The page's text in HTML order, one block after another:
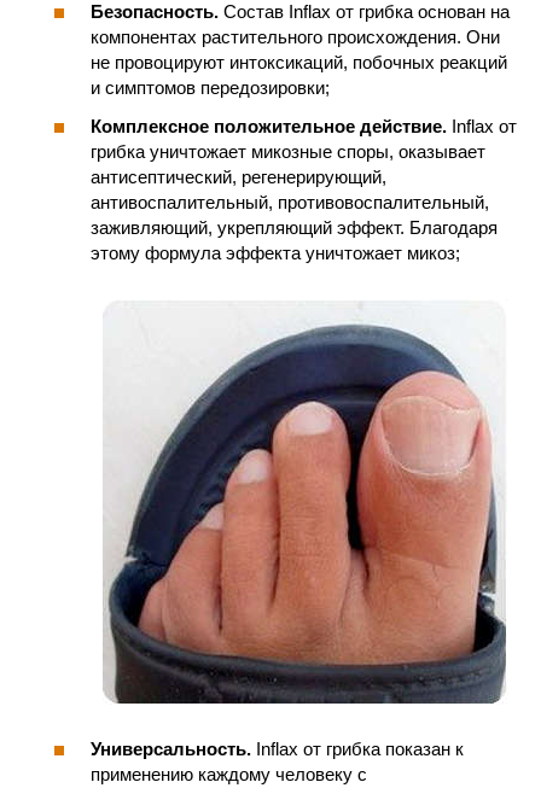
Безопасность. Состав Inflax от грибка основан на
компонентах растительного происхождения. Они
не провоцируют интоксикаций, побочных реакций
и симптомов передозировки;
Комплексное положительное действие. Inflax от
грибка уничтожает микозные споры, оказывает
антисептический, регенерирующий,
антивоспалительный, противовоспалительный,
заживляющий, укрепляющий эффект. Благодаря
этому формула эффекта уничтожает микоз;
Универсальность. Inflax от грибка показан к
применению каждому человеку с